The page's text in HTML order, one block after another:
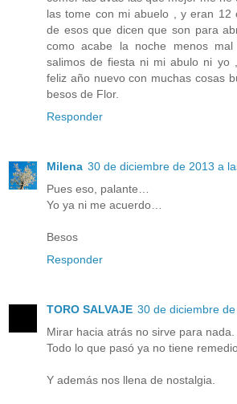
las tome con mi abuelo , y eran 12
de esos que dicen que son para
como acabe la noche menos
salimos de fiesta ni mi abulo ni yo
feliz año nuevo con muchas cosas
besos de Flor.
Responder
Milena 30 de diciembre de 2013 a
Pues eso, palante…
Yo ya ni me acuerdo…
Besos
Responder
TORO SALVAJE 30 de diciembre
Mirar hacia atrás no sirve para nada.
Todo lo que pasó ya no tiene
Y además nos llena de nostalgia.